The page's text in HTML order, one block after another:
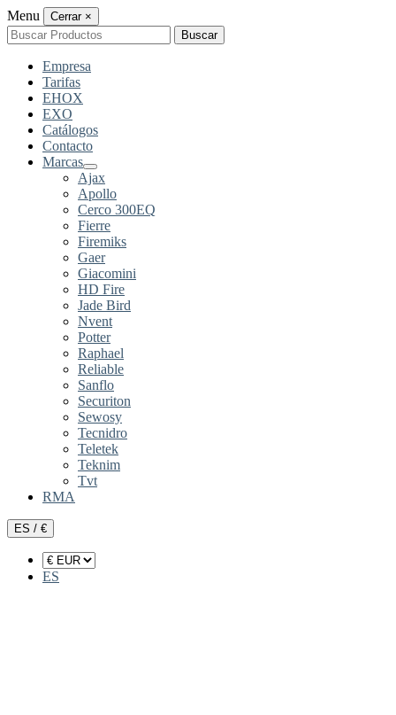
Menu Cerrar ×
Buscar
por:
Buscar
Empresa
Tarifas
EHOX
EXO
Catálogos
Contacto
Marcas
Ajax
Apollo
Cerco 300EQ
Fierre
Firemiks
Gaer
Giacomini
HD Fire
Jade Bird
Nvent
Potter
Raphael
Reliable
Sanflo
Securiton
Sewosy
Tecnidro
Teletek
Teknim
Tvt
RMA
ES / €
ES